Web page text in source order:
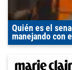
Quién es el
manejando con